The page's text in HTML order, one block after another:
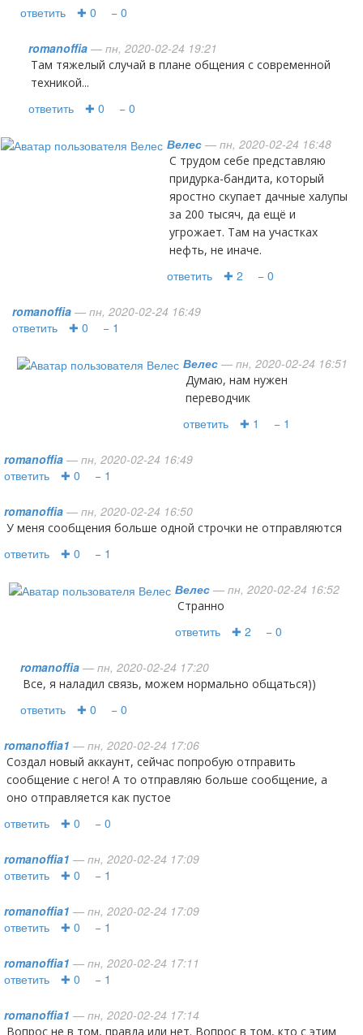
ответить ✚ 0 − 0
romanoffia — пн, 2020-02-24 19:21
Там тяжелый случай в плане общения с современной
техникой...
ответить ✚ 0 − 0
Велес — пн, 2020-02-24 16:48
С трудом себе представляю
придурка-бандита, который
яростно скупает дачные халупы
за 200 тысяч, да ещё и
угрожает. Там на участках
нефть, не иначе.
ответить ✚ 2 − 0
romanoffia — пн, 2020-02-24 16:49
ответить
✚ 0 − 1
Велес — пн, 2020-02-24 16:51
Думаю, нам нужен
переводчик
ответить ✚ 1 − 1
romanoffia — пн, 2020-02-24 16:49
ответить
✚ 0 − 1
romanoffia — пн, 2020-02-24 16:50
У меня сообщения больше одной строчки не отправляются
ответить ✚ 0 − 1
Велес — пн, 2020-02-24 16:52
Странно
ответить ✚ 2 − 0
romanoffia — пн, 2020-02-24 17:20
Все, я наладил связь, можем нормально общаться))
ответить ✚ 0 − 0
romanoffia1 — пн, 2020-02-24 17:06
Создал новый аккаунт, сейчас попробую отправить
сообщение с него! А то отправляю больше сообщение, а
оно отправляется как пустое
ответить ✚ 0 − 0
romanoffia1 — пн, 2020-02-24 17:09
ответить
✚ 0 − 1
romanoffia1 — пн, 2020-02-24 17:09
ответить
✚ 0 − 1
romanoffia1 — пн, 2020-02-24 17:11
ответить
✚ 0 − 1
romanoffia1 — пн, 2020-02-24 17:14
Вопрос не в том, правда или нет. Вопрос в том, кто с этим